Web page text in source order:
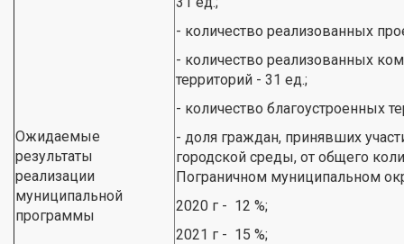
Ожидаемые
результаты
реализации
муниципальной
программы
- количество реализованных
- количество реализованных
территорий - 31 ед.;
- количество благоустроенных
- доля граждан, принявших
городской среды, от общего
Пограничном муниципальном
2020 г - 12 %;
2021 г - 15 %;